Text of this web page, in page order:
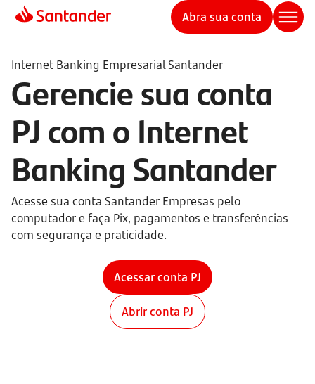
Abra sua conta
Internet Banking Empresarial Santander
Gerencie sua conta
PJ com o Internet
Banking Santander
Acesse sua conta Santander Empresas pelo
computador e faça Pix, pagamentos e transferências
com segurança e praticidade.
Acessar conta PJ
Abrir conta PJ